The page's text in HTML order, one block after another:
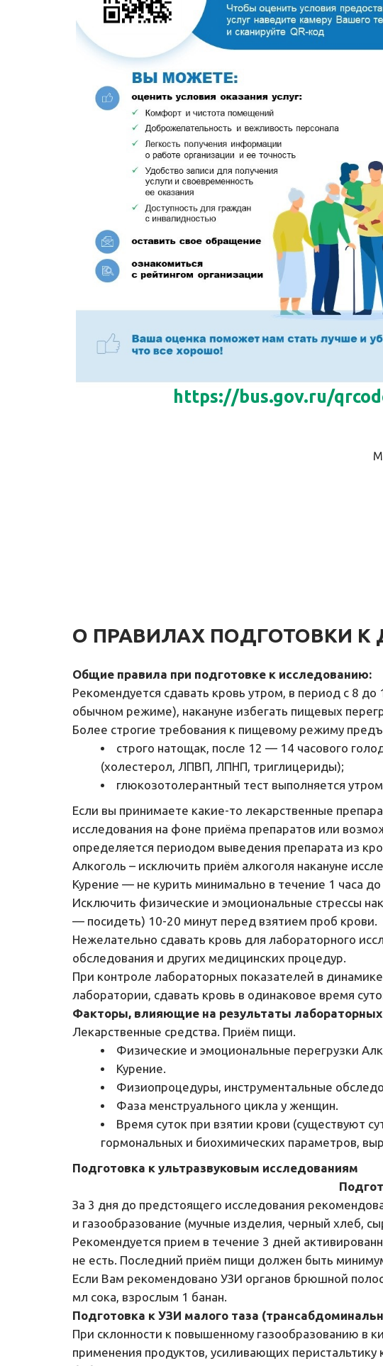
https://bus.gov.ru/
О ПРАВИЛАХ ПОДГОТОВКИ
Общие правила при подготовке к исследованию:
Рекомендуется сдавать кровь утром, в период с 8
обычном режиме), накануне избегать пищевых
Более строгие требования к пищевому режиму
строго натощак, после 12 — 14 часового
(холестерол, ЛПВП, ЛПНП, триглицериды);
глюкозотолерантный тест выполняется
Если вы принимаете какие-то лекарственные
исследования на фоне приёма препаратов или
определяется периодом выведения препарата из
Алкоголь – исключить приём алкоголя накануне
Курение — не курить минимально в течение 1 часа до
Исключить физические и эмоциональные стрессы
— посидеть) 10-20 минут перед взятием проб крови.
Нежелательно сдавать кровь для лабораторного
обследования и других медицинских процедур.
При контроле лабораторных показателей в
лаборатории, сдавать кровь в одинаковое время
Факторы, влияющие на результаты лабораторных
Лекарственные средства. Приём пищи.
Физические и эмоциональные перегрузки
Курение.
Физиопроцедуры, инструментальные
Фаза менструального цикла у женщин.
Время суток при взятии крови (существуют
гормональных и биохимических параметров,
Подготовка к ультразвуковым исследованиям
За 3 дня до предстоящего исследования
и газообразование (мучные изделия, черный хлеб,
Рекомендуется прием в течение 3 дней
не есть. Последний приём пищи должен быть
Если Вам рекомендовано УЗИ органов брюшной
мл сока, взрослым 1 банан.
Подготовка к УЗИ малого таза
При склонности к повышенному газообразованию в
применения продуктов, усиливающих